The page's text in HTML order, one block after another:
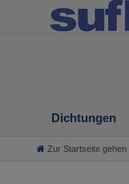
Dichtungen
Zur Startseite gehen